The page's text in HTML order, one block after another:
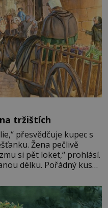
tržištích
přesvědčuje kupec s
Žena pečlivě
si pět loket,“ prohlásí.
délku. Pořádný kus
zhodnotí švadlena
vás, podívejte.“